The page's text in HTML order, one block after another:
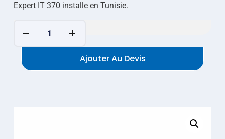
Expert IT 370 installe en Tunisie.
Ajouter Au Devis